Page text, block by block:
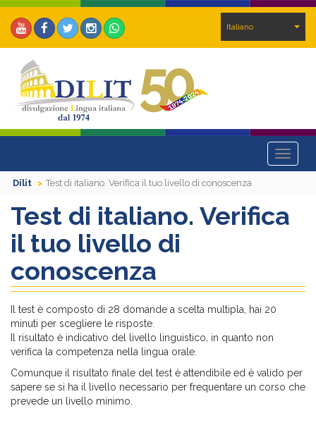
Italiano
Toggle
Dilit
Test di italiano. Verifica il tuo livello di conoscenza
Test di italiano. Verifica
il tuo livello di
conoscenza
Il test è composto di 28 domande a scelta multipla, hai 20
minuti per scegliere le risposte.
Il risultato è indicativo del livello linguistico, in quanto non
verifica la competenza nella lingua orale.
Comunque il risultato finale del test è attendibile ed è valido per
sapere se si ha il livello necessario per frequentare un corso che
prevede un livello minimo.